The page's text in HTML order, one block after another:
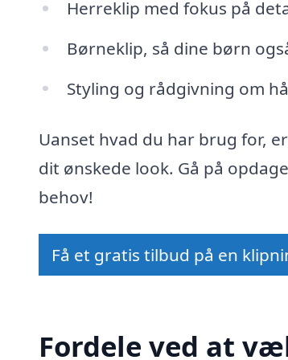
Herreklip med fokus på
Børneklip, så dine børn
Styling og rådgivning om
Uanset hvad du har brug for,
dit ønskede look. Gå på
behov!
Få et gratis tilbud på en
Fordele ved at